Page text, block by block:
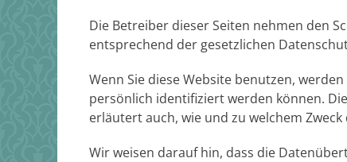
Die Betreiber dieser Seiten nehmen den
entsprechend der gesetzlichen
Wenn Sie diese Website benutzen,
persönlich identifiziert werden können.
erläutert auch, wie und zu welchem Zweck
Wir weisen darauf hin, dass die